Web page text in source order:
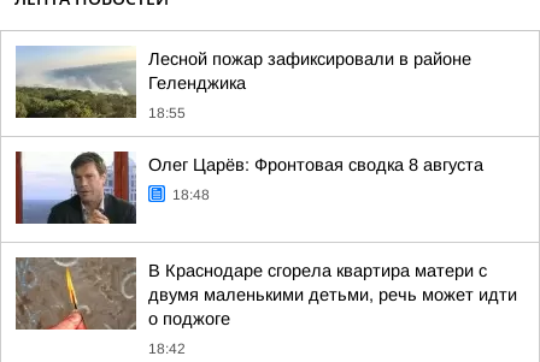
Лесной пожар зафиксировали в районе
Геленджика
18:55
Олег Царёв: Фронтовая сводка 8 августа
18:48
В Краснодаре сгорела квартира матери с
двумя маленькими детьми, речь может идти
о поджоге
18:42